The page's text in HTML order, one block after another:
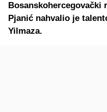
Bosanskohercegovački
Pjanić nahvalio je
Yilmaza.